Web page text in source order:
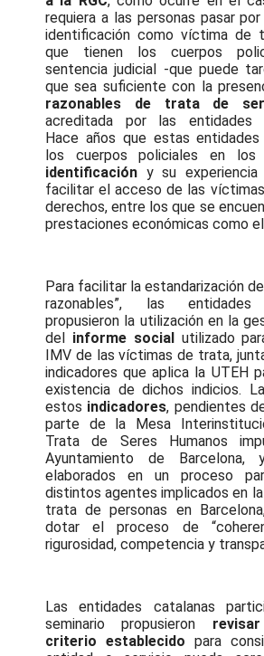
requiera a las personas pasar
identificación como víctima de
que tienen los cuerpos
sentencia judicial -que puede
que sea suficiente con la
razonables de trata de
acreditada por las entidades
Hace años que estas
los cuerpos policiales en los
identificación y su
facilitar el acceso de las
derechos, entre los que se
prestaciones económicas como el
Para facilitar la estandarización
razonables”, las entidades
propusieron la utilización en la
del informe socialutilizado
IMV de las víctimas de trata,
indicadores que aplica la UTEH
existencia de dichos indicios.
estos indicadores, pendientes
parte de la Mesa
Trata de Seres Humanos
Ayuntamiento de
elaborados en un proceso
distintos agentes implicados en
trata de personas en
dotar el proceso de
rigurosidad, competencia y
Las entidades catalanas
seminario propusieron
criterio establecido para